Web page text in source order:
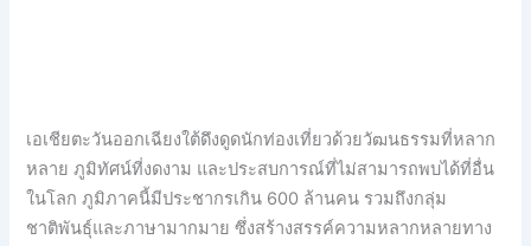
เอเชียตะวันออกเฉียงใต้ดึงดูดนักท่องเที่ยวด้วยวัฒนธรรมที่หลาก
หลาย ภูมิทัศน์ที่งดงาม และประสบการณ์ที่ไม่สามารถพบได้ที่อื่น
ในโลก ภูมิภาคนี้มีประชากรเกิน 600 ล้านคน รวมถึงกลุ่ม
ชาติพันธุ์และภาษามากมาย ซึ่งสร้างสรรค์ความหลากหลายทาง